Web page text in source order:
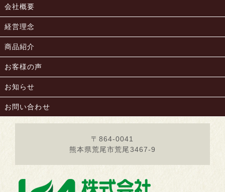
会社概要
経営理念
商品紹介
お客様の声
お知らせ
お問い合わせ
〒864-0041
熊本県荒尾市荒尾3467-9